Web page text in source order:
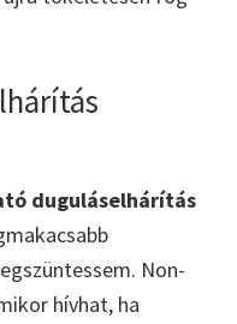
duguláselhárítás
Non-
hívhat, ha